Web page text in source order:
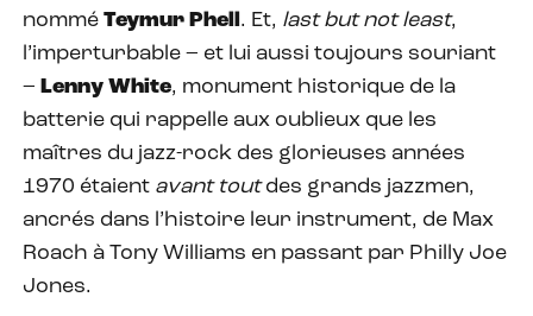
nommé Teymur Phell . Et, last but not least,
l’imperturbable – et lui aussi toujours souriant
– Lenny White, monument historique de la
batterie qui rappelle aux oublieux que les
maîtres du jazz-rock des glorieuses années
1970 étaient avant toutdes grands jazzmen,
ancrés dans l’histoire leur instrument, de Max
Roach à Tony Williams en passant par Philly Joe
Jones.